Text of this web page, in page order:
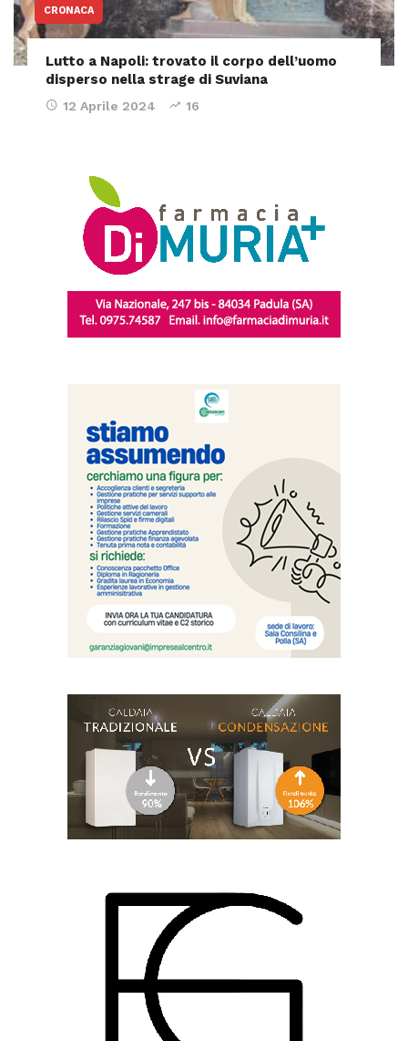
CRONACA
Lutto a Napoli: trovato il corpo dell’uomo
disperso nella strage di Suviana
12 Aprile 2024 16